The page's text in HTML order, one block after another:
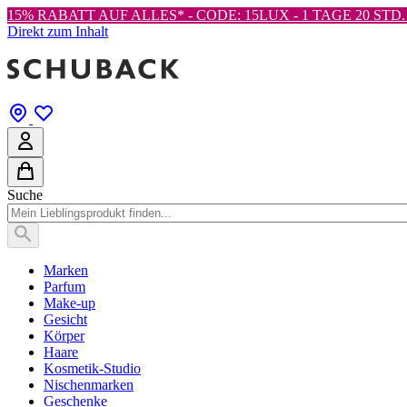
15% RABATT AUF ALLES* - CODE: 15LUX - 1 TAGE 20
Direkt zum Inhalt
Suche
Marken
Parfum
Make-up
Gesicht
Körper
Haare
Kosmetik-Studio
Nischenmarken
Geschenke